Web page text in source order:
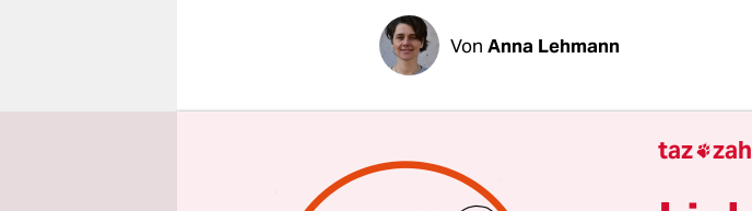
Von Anna Lehmann
Das war deutlich: „Innerhalb von
eine Leistungsspreizung wie
Prenzel, Bildungsforscher und
taz 